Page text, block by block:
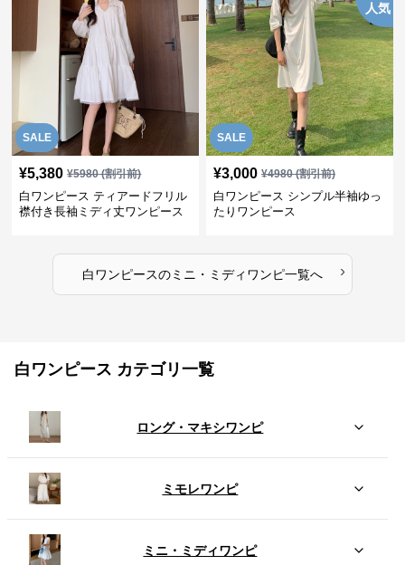
SALE
¥5,380 ¥5980(割引前)
白ワンピース ティアードフリル
襟付き長袖ミディ丈ワンピース
SALE
人気
¥3,000 ¥4980(割引前)
白ワンピース シンプル半袖ゆっ
たりワンピース
白ワンピースのミニ・ミディワンピ一覧へ ›
白ワンピース カテゴリ一覧
ロング・マキシワンピ
ミモレワンピ
ミニ・ミディワンピ